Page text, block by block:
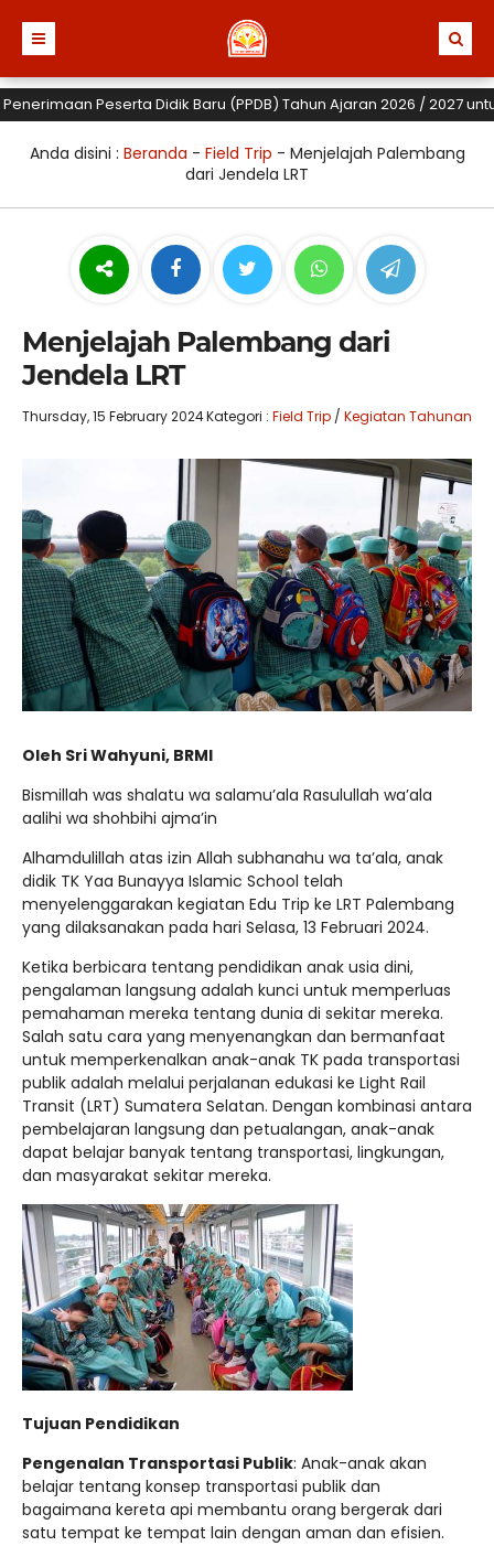
Peserta Didik Baru (PPDB) Tahun Ajaran 2026 / 2027 untuk
Anda disini : Beranda - Field Trip - Menjelajah Palembang
dari Jendela LRT
Menjelajah Palembang dari
Jendela LRT
Thursday, 15 February 2024Kategori : Field Trip / Kegiatan Tahunan
Oleh Sri Wahyuni, BRMI
Bismillah was shalatu wa salamu’ala Rasulullah wa’ala
aalihi wa shohbihi ajma’in
Alhamdulillah atas izin Allah subhanahu wa ta’ala, anak
didik TK Yaa Bunayya Islamic School telah
menyelenggarakan kegiatan Edu Trip ke LRT Palembang
yang dilaksanakan pada hari Selasa, 13 Februari 2024.
Ketika berbicara tentang pendidikan anak usia dini,
pengalaman langsung adalah kunci untuk memperluas
pemahaman mereka tentang dunia di sekitar mereka.
Salah satu cara yang menyenangkan dan bermanfaat
untuk memperkenalkan anak-anak TK pada transportasi
publik adalah melalui perjalanan edukasi ke Light Rail
Transit (LRT) Sumatera Selatan. Dengan kombinasi antara
pembelajaran langsung dan petualangan, anak-anak
dapat belajar banyak tentang transportasi, lingkungan,
dan masyarakat sekitar mereka.
Tujuan Pendidikan
Pengenalan Transportasi Publik: Anak-anak akan
belajar tentang konsep transportasi publik dan
bagaimana kereta api membantu orang bergerak dari
satu tempat ke tempat lain dengan aman dan efisien.